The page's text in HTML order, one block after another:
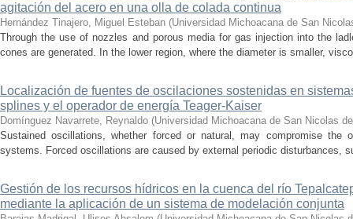
agitación del acero en una olla de colada continua
Hernández Tinajero, Miguel Esteban (Universidad Michoacana de San
Through the use of nozzles and porous media for gas injection into the
cones are generated. In the lower region, where the diameter is smaller,
Localización de fuentes de oscilaciones sostenidas en
splines y el operador de energía Teager-Kaiser
Domínguez Navarrete, Reynaldo (Universidad Michoacana de San Nicolas
Sustained oscillations, whether forced or natural, may compromise the
systems. Forced oscillations are caused by external periodic disturbances,
Gestión de los recursos hídricos en la cuenca del río
mediante la aplicación de un sistema de modelación conjunta